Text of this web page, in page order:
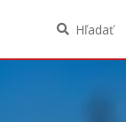
Hľadať